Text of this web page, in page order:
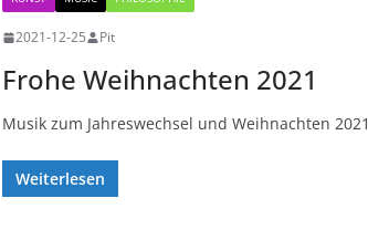
2021-12-25 Pit
Frohe Weihnachten 2021
Musik zum Jahreswechsel und Weihnachten 2021
Weiterlesen